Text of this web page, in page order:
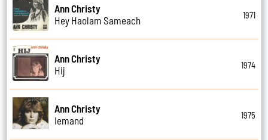
Ann Christy
Hey Haolam Sameach
1971
Ann Christy
Hij
1974
Ann Christy
Iemand
1975